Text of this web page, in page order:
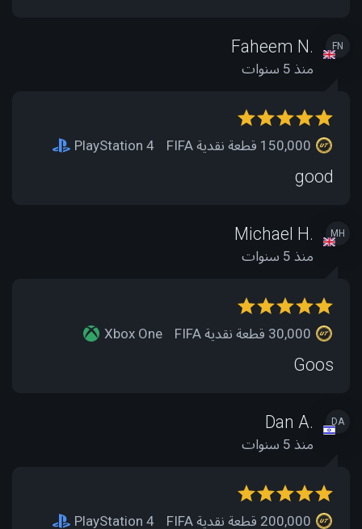
FN
Faheem N.
منذ 5 سنوات
PlayStation 4
good
MH
Michael H.
منذ 5 سنوات
Xbox One
Goos
DA
Dan A.
منذ 5 سنوات
PlayStation 4